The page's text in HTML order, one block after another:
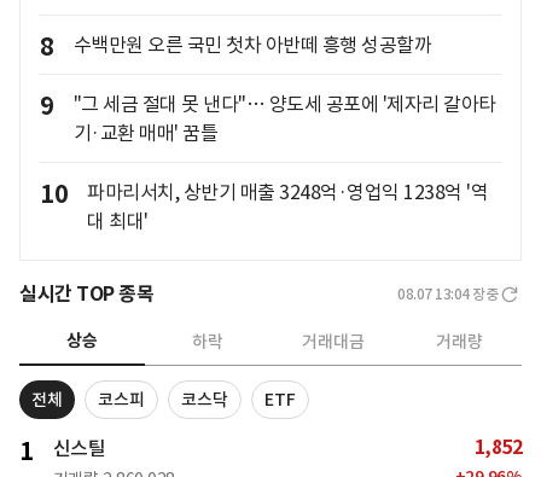
8 수백만원 오른 국민 첫차 아반떼 흥행 성공할까
9
"그 세금 절대 못 낸다"… 양도세 공포에 '제자리 갈아타
기·교환 매매' 꿈틀
10
파마리서치, 상반기 매출 3248억·영업익 1238억 '역
대 최대'
실시간 TOP 종목 08.07 13:04 장중
상승 하락 거래대금 거래량
전체 코스피 코스닥 ETF
1 신스틸 1,852